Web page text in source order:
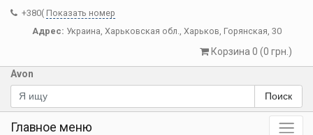
+380( Показать номер
Адрес: Украина, Харьковская обл., Харьков, Горянская, 30
Корзина 0 (0 грн.)
Avon
Поиск
Главное меню